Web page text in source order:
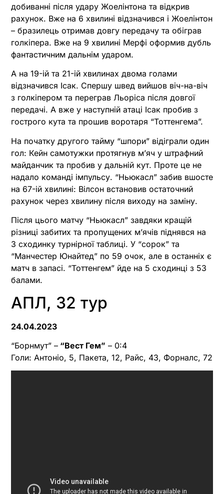
добиванні після удару Жоелінтона та відкрив
рахунок. Вже на 6 хвилині відзначився і Жоелінтон
– бразилець отримав довгу передачу та обіграв
голкіпера. Вже на 9 хвилині Мерфі оформив дубль
фантастичним дальнім ударом.
А на 19-ій та 21-ій хвилинах двома голами
відзначився Ісак. Спершу швед вийшов віч-на-віч
з голкіпером та переграв Льоріса після довгої
передачі. А вже у наступній атаці Ісак пробив з
гострого кута та прошив воротаря “Тоттенгема”.
На початку другого тайму “шпори” відіграли один
гол: Кейн самотужки протягнув м’яч у штрафний
майданчик та пробив у дальній кут. Проте це не
надало команді імпульсу. “Ньюкасл” забив вшосте
на 67-ій хвилині: Вілсон встановив остаточний
рахунок через хвилину після виходу на заміну.
Після цього матчу “Ньюкасл” завдяки кращій
різниці забитих та пропущених м’ячів піднявся на
3 сходинку турнірної таблиці. У “сорок” та
“Манчестер Юнайтед” по 59 очок, але в останніх є
матч в запасі. “Тоттенгем” йде на 5 сходинці з 53
балами.
АПЛ, 32 тур
24.04.2023
“Борнмут” – “Вест Гем” – 0:4
Голи: Антоніо, 5, Пакета, 12, Райс, 43, Форналс, 72